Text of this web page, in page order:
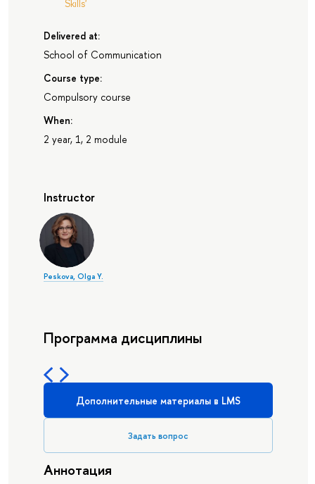
Skills'
Delivered at:
School of Communication
Course type:
Compulsory course
When:
2 year, 1, 2 module
Instructor
Peskova, Olga Y.
Программа дисциплины
Дополнительные материалы в LMS
Задать вопрос
Аннотация